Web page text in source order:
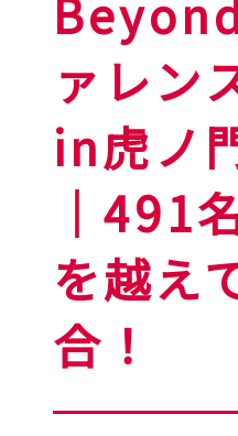
ァレン
in虎ノ
｜491
を越え
合！